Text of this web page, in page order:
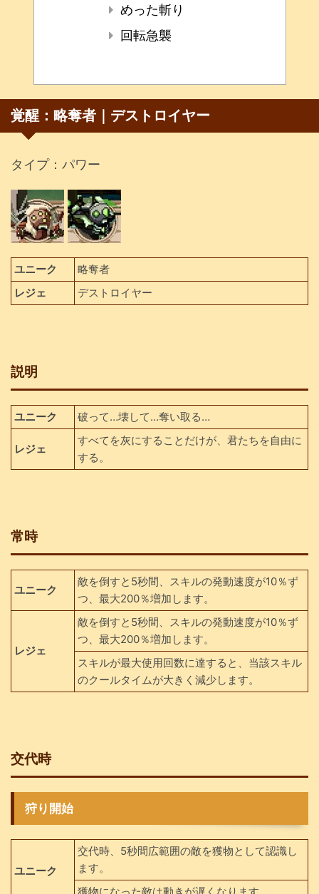
めった斬り
回転急襲
覚醒：略奪者｜デストロイヤー
タイプ：パワー
ユニーク
略奪者
レジェ
デストロイヤー
説明
ユニーク 破って…壊して…奪い取る…
レジェ
すべてを灰にすることだけが、君たちを自由に
する。
常時
ユニーク
敵を倒すと5秒間、スキルの発動速度が10％ず
つ、最大200％増加します。
レジェ
敵を倒すと5秒間、スキルの発動速度が10％ず
つ、最大200％増加します。
スキルが最大使用回数に達すると、当該スキル
のクールタイムが大きく減少します。
交代時
狩り開始
ユニーク
交代時、5秒間広範囲の敵を獲物として認識し
ます。
獲物になった敵は動きが遅くなります。